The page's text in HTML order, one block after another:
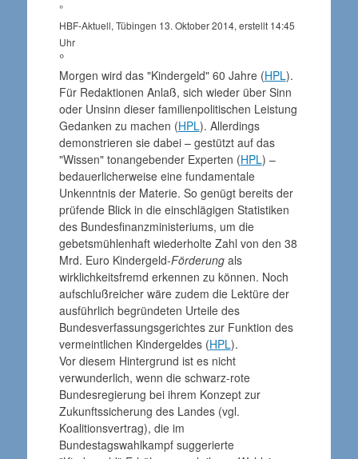
°
HBF-Aktuell, Tübingen 13. Oktober 2014, erstellt 14:45
Uhr
°
Morgen wird das "Kindergeld" 60 Jahre (HPL).
Für Redaktionen Anlaß, sich wieder über Sinn
oder Unsinn dieser familienpolitischen Leistung
Gedanken zu machen (HPL). Allerdings
demonstrieren sie dabei – gestützt auf das
"Wissen" tonangebender Experten (HPL) –
bedauerlicherweise eine fundamentale
Unkenntnis der Materie. So genügt bereits der
prüfende Blick in die einschlägigen Statistiken
des Bundesfinanzministeriums, um die
gebetsmühlenhaft wiederholte Zahl von den 38
Mrd. Euro Kindergeld-Förderung als
wirklichkeitsfremd erkennen zu können. Noch
aufschlußreicher wäre zudem die Lektüre der
ausführlich begründeten Urteile des
Bundesverfassungsgerichtes zur Funktion des
vermeintlichen Kindergeldes (HPL).
Vor diesem Hintergrund ist es nicht
verwunderlich, wenn die schwarz-rote
Bundesregierung bei ihrem Konzept zur
Zukunftssicherung des Landes (vgl.
Koalitionsvertrag), die im
Bundestagswahlkampf suggerierte